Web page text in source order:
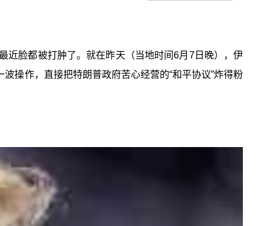
近脸都被打肿了。就在昨天（当地时间6月7日晚），伊
操作，直接把特朗普政府苦心经营的“和平协议”炸得粉